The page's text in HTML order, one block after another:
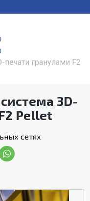
печати гранулами F2
3D-
Pellet
сетях